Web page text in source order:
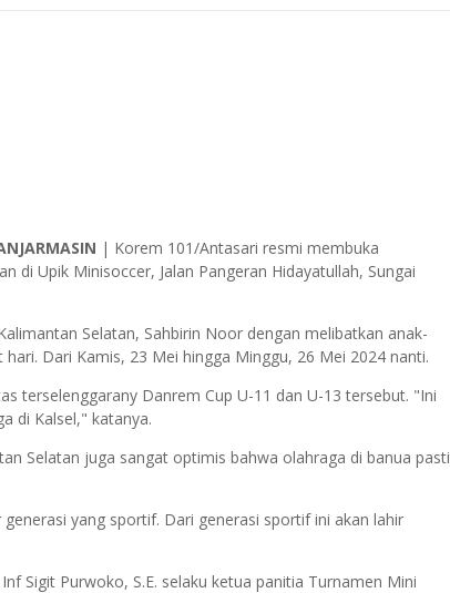
| Korem 101/Antasari resmi membuka
di Upik Minisoccer, Jalan Pangeran Hidayatullah, Sungai
Selatan, Sahbirin Noor dengan melibatkan anak-
Dari Kamis, 23 Mei hingga Minggu, 26 Mei 2024 nanti.
terselenggarany Danrem Cup U-11 dan U-13 tersebut. "Ini
di Kalsel," katanya.
Selatan juga sangat optimis bahwa olahraga di banua pasti
yang sportif. Dari generasi sportif ini akan lahir
Sigit Purwoko, S.E. selaku ketua panitia Turnamen Mini